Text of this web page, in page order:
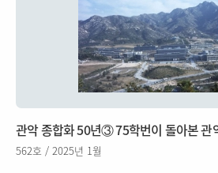
관악 종합화 50년③ 75학번이 돌아본 관
562호 / 2025년 1월